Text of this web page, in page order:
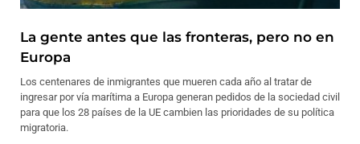
La gente antes que las fronteras, pero no en
Europa
Los centenares de inmigrantes que mueren cada año al tratar de
ingresar por vía marítima a Europa generan pedidos de la sociedad civil
para que los 28 países de la UE cambien las prioridades de su política
migratoria.